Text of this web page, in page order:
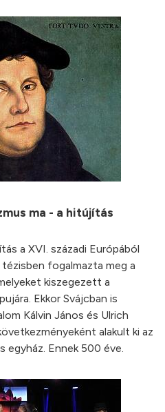
ma - a hitújítás
a XVI. századi Európából
fogalmazta meg a
kiszegezett a
Ekkor Svájcban is
Kálvin János és Ulrich
alakult ki az
egyház. Ennek 500 éve.